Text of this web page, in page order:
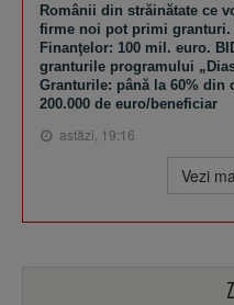
Românii din străinătate ce
firme noi pot primi granturi.
Finanţelor: 100 mil. euro.
granturile programului
Granturile: până la 60%
200.000 de euro/beneficiar
astăzi, 19:16
Vezi